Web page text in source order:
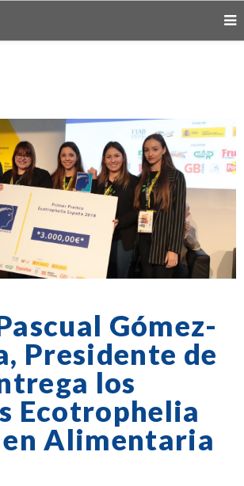
Gómez-
Presidente de
los
Ecotrophelia
en Alimentaria